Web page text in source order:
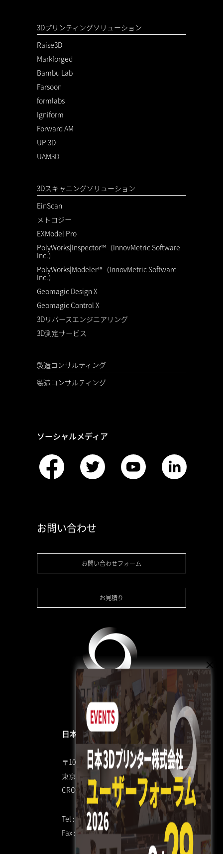
3Dプリンティングソリューション
Raise3D
Markforged
Bambu Lab
Farsoon
formlabs
Igniform
Forward AM
UP 3D
UAM3D
3Dスキャニングソリューション
EinScan
メトロジー
EXModel Pro
PolyWorks|Inspector™（InnovMetric Software
Inc.）
PolyWorks|Modeler™（InnovMetric Software
Inc.）
Geomagic Design X
Geomagic Control X
3Dリバースエンジニアリング
3D測定サービス
製造コンサルティング
製造コンサルティング
ソーシャルメディア
お問い合わせ
お問い合わせフォーム
お見積り
日本3Dプリンター株式会社
〒104-0053
東京都中央区晴海4丁目7-4
CROSS DOCK HARUMI 1F
Tel : 03 3520 8928
Fax : 03 6800 7771（共通）